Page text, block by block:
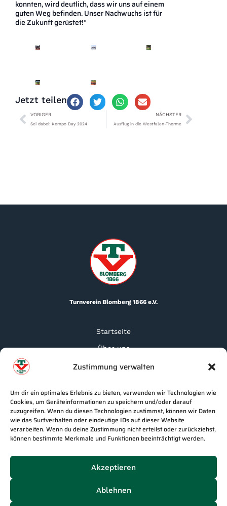
Zustimmung verwalten
Um dir ein optimales Erlebnis zu bieten, verwenden wir Technologien wie
Cookies, um Geräteinformationen zu speichern und/oder darauf
zuzugreifen. Wenn du diesen Technologien zustimmst, können wir Daten
wie das Surfverhalten oder eindeutige IDs auf dieser Website
verarbeiten. Wenn du deine Zustimmung nicht erteilst oder zurückziehst,
können bestimmte Merkmale und Funktionen beeinträchtigt werden.
Akzeptieren
Ablehnen
konnten, wird deutlich, dass wir uns auf einem
guten Weg befinden. Unser Nachwuchs ist für
die Zukunft gerüstet!“
Jetzt teilen
VORIGER
Sei dabei: Kempo Day 2024
NÄCHSTER
Ausflug in die Westfalen-Therme
Turnverein Blomberg 1866 e.V.
Startseite
Über uns
Kontakt
Impressum
FAQ
Mitglied werden